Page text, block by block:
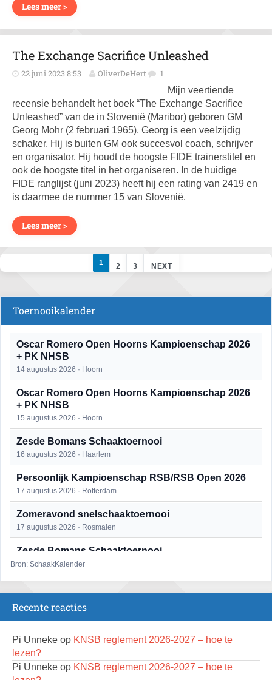
Lees meer >
The Exchange Sacrifice Unleashed
22 juni 2023 8:53 OliverDeHert 1
Mijn veertiende
recensie behandelt het boek “The Exchange Sacrifice
Unleashed” van de in Slovenië (Maribor) geboren GM
Georg Mohr (2 februari 1965). Georg is een veelzijdig
schaker. Hij is buiten GM ook succesvol coach, schrijver
en organisator. Hij houdt de hoogste FIDE trainerstitel en
ook de hoogste titel in het organiseren. In de huidige
FIDE ranglijst (juni 2023) heeft hij een rating van 2419 en
is daarmee de nummer 15 van Slovenië.
Lees meer >
1 2 3 NEXT
Toernooikalender
Oscar Romero Open Hoorns Kampioenschap 2026
+ PK NHSB
14 augustus 2026 · Hoorn
Oscar Romero Open Hoorns Kampioenschap 2026
+ PK NHSB
15 augustus 2026 · Hoorn
Zesde Bomans Schaaktoernooi
16 augustus 2026 · Haarlem
Persoonlijk Kampioenschap RSB/RSB Open 2026
17 augustus 2026 · Rotterdam
Zomeravond snelschaaktoernooi
17 augustus 2026 · Rosmalen
Zesde Bomans Schaaktoernooi
17 augustus 2026 · Haarlem
Persoonlijk Kampioenschap RSB/RSB Open 2026
18 augustus 2026 · Rotterdam
Mat op ‘t Wad
22 augustus 2026 · Den Burg, Texel
Bron: SchaakKalender
Recente reacties
Pi Unneke op KNSB reglement 2026-2027 – hoe te
lezen?
Pi Unneke op KNSB reglement 2026-2027 – hoe te